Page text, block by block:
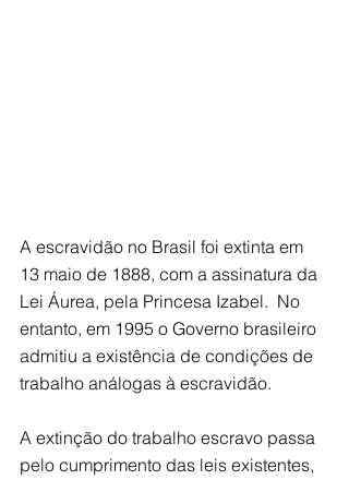
A escravidão no Brasil foi extinta em
13 maio de 1888, com a assinatura da
Lei Áurea, pela Princesa Izabel.  No
entanto, em 1995 o Governo brasileiro
admitiu a existência de condições de
trabalho análogas à escravidão.
A extinção do trabalho escravo passa
pelo cumprimento das leis existentes,